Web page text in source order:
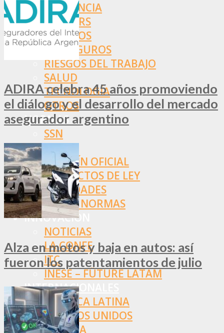
ASISTENCIA
BROKERS
SEGUROS
REASEGUROS
RIESGOS DEL TRABAJO
SALUD
TECNOLOGÍA
OTROS
NORMAS
SSN
SRT
BOLETÍN OFICIAL
PROYECTOS DE LEY
SOCIEDADES
OTRAS NORMAS
INNOVACIÓN
NOTICIAS
LA CONFE
ITC
INESE – FÜTURE LATAM
INTERNACIONALES
AMÉRICA LATINA
ESTADOS UNIDOS
EUROPA
ADIRA celebra 45 años promoviendo
el diálogo y el desarrollo del mercado
asegurador argentino
Alza en motos y baja en autos: así
fueron los patentamientos de julio